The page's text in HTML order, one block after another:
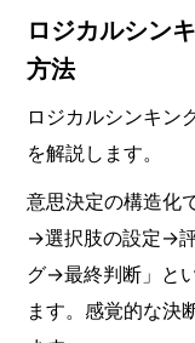
ロジカルシン
方法
ロジカルシンキン
を解説します。
意思決定の構造化
→選択肢の設定→
グ→最終判断」と
ます。感覚的な決